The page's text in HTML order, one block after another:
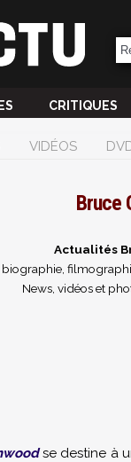
CRITIQUES
VIDÉOS
Bruce
Actualités
biographie,
News, vidéos et
se destine à